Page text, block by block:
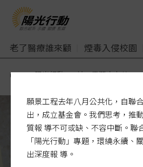
老了醫療誰來顧 煙毒入侵校園
udn 陽光行動 社工界鬧人力荒
願景工程去年八月公共化，自聯
出，成立基金會。我們思考，推
質報 導不可或缺、不容中斷。聯
「陽光行動」專題，環繞永續、
出深度報 導。